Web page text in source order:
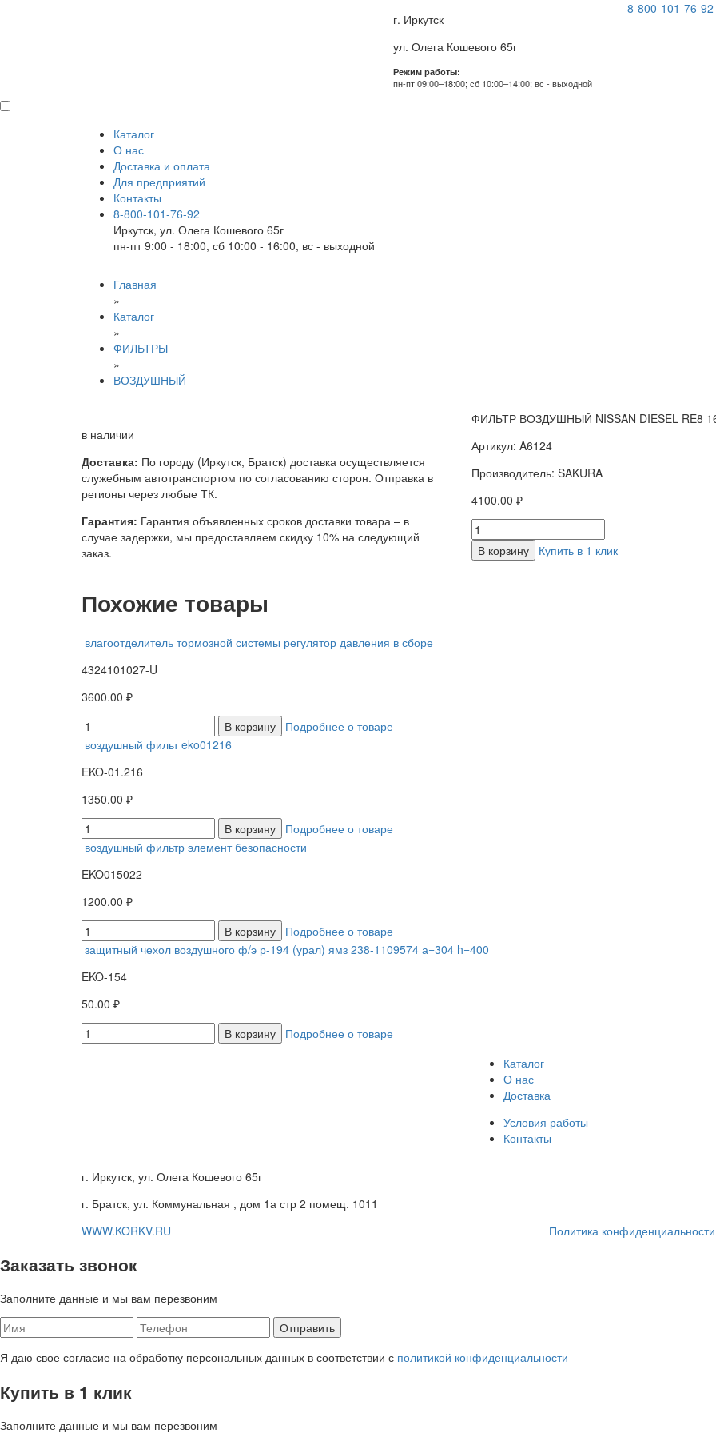
г. Иркутск
ул. Олега Кошевого 65г
Режим работы:
пн-пт 09:00–18:00; сб 10:00–14:00; вс - выходной
8-800-101-76-92
Каталог
О нас
Доставка и оплата
Для предприятий
Контакты
8-800-101-76-92
Иркутск, ул. Олега Кошевого 65г
пн-пт 9:00 - 18:00, сб 10:00 - 16:00, вс - выходной
Главная
»
Каталог
»
ФИЛЬТРЫ
»
ВОЗДУШНЫЙ
в наличии
Доставка: По городу (Иркутск, Братск) доставка осуществляется
служебным автотранспортом по согласованию сторон. Отправка в
регионы через любые ТК.
Гарантия: Гарантия объявленных сроков доставки товара – в
случае задержки, мы предоставляем скидку 10% на следующий
заказ.
ФИЛЬТР ВОЗДУШНЫЙ NISSAN DIESEL RE8
Артикул: A6124
Производитель: SAKURA
4100.00 ₽
В корзину Купить в 1 клик
Похожие товары
влагоотделитель тормозной системы регулятор давления в сборе
4324101027-U
3600.00 ₽
В корзину
Подробнее о товаре
воздушный фильт eko01216
EKO-01.216
1350.00 ₽
В корзину
Подробнее о товаре
воздушный фильтр элемент безопасности
EKO015022
1200.00 ₽
В корзину
Подробнее о товаре
защитный чехол воздушного ф/э р-194 (урал) ямз 238-1109574 а=304 h=400
EKO-154
50.00 ₽
В корзину
Подробнее о товаре
Каталог
О нас
Доставка
Условия работы
Контакты
г. Иркутск, ул. Олега Кошевого 65г
г. Братск, ул. Коммунальная , дом 1а стр 2 помещ. 1011
WWW.KORKV.RU
Политика конфиденциальности
Заказать звонок
Заполните данные и мы вам перезвоним
Я даю свое согласие на обработку персональных данных в соответствии с политикой конфиденциальности
Купить в 1 клик
Заполните данные и мы вам перезвоним